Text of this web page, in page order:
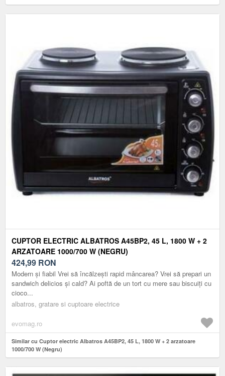
CUPTOR ELECTRIC ALBATROS A45BP2, 45 L, 1800 W + 2
ARZATOARE 1000/700 W (NEGRU)
424,99 RON
Modern și fiabil Vrei să încălzești rapid mâncarea? Vrei să prepari un
sandwich delicios și cald? Ai poftă de un tort cu mere sau biscuiți cu
cioco...
albatros, gratare si cuptoare electrice
evomag.ro
Similar cu Cuptor electric Albatros A45BP2, 45 L, 1800 W + 2 arzatoare
1000/700 W (Negru)